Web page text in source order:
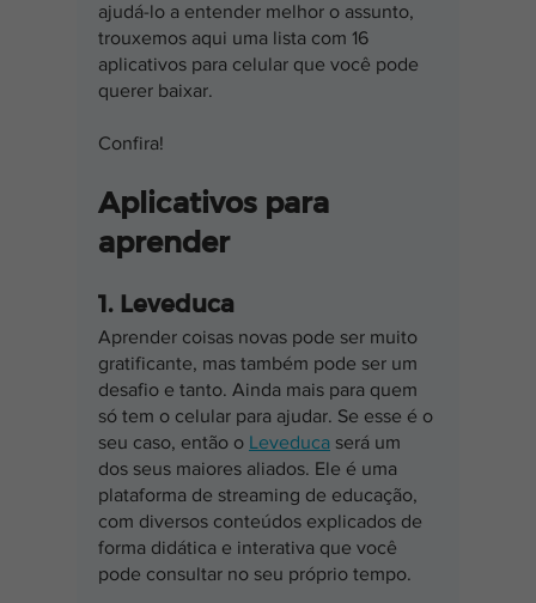
ajudá-lo a entender melhor o assunto,
trouxemos aqui uma lista com 16
aplicativos para celular que você pode
querer baixar.
Confira!
Aplicativos para
aprender
1. Leveduca
Aprender coisas novas pode ser muito
gratificante, mas também pode ser um
desafio e tanto. Ainda mais para quem
só tem o celular para ajudar. Se esse é o
seu caso, então o Leveduca será um
dos seus maiores aliados. Ele é uma
plataforma de streaming de educação,
com diversos conteúdos explicados de
forma didática e interativa que você
pode consultar no seu próprio tempo.